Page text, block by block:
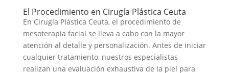
El Procedimiento en Cirugía Plástica Ceuta
En Cirugía Plástica Ceuta, el procedimiento de
mesoterapia facial se lleva a cabo con la mayor
atención al detalle y personalización. Antes de iniciar
cualquier tratamiento, nuestros especialistas
realizan una evaluación exhaustiva de la piel para